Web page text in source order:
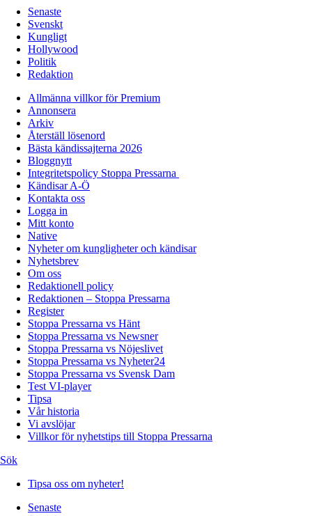
Senaste
Svenskt
Kungligt
Hollywood
Politik
Redaktion
Allmänna villkor för Premium
Annonsera
Arkiv
Återställ lösenord
Bästa kändissajterna 2026
Bloggnytt
Integritetspolicy Stoppa Pressarna
Kändisar A-Ö
Kontakta oss
Logga in
Mitt konto
Native
Nyheter om kungligheter och kändisar
Nyhetsbrev
Om oss
Redaktionell policy
Redaktionen – Stoppa Pressarna
Register
Stoppa Pressarna vs Hänt
Stoppa Pressarna vs Newsner
Stoppa Pressarna vs Nöjeslivet
Stoppa Pressarna vs Nyheter24
Stoppa Pressarna vs Svensk Dam
Test VI-player
Tipsa
Vår historia
Vi avslöjar
Villkor för nyhetstips till Stoppa Pressarna
Sök
Tipsa oss om nyheter!
Senaste